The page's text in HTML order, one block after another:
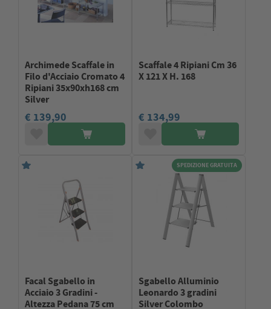
Archimede Scaffale in
Filo d'Acciaio Cromato 4
Ripiani 35x90xh168 cm
Silver
€ 139,90
Scaffale 4 Ripiani Cm 36
X 121 X H. 168
€ 134,99
Facal Sgabello in
Acciaio 3 Gradini -
Altezza Pedana 75 cm
SPEDIZIONE GRATUITA
Sgabello Alluminio
Leonardo 3 gradini
Silver Colombo